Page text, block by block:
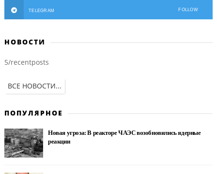
TELEGRAM FOLLOW
НОВОСТИ
5/recentposts
ВСЕ НОВОСТИ...
ПОПУЛЯРНОЕ
Новая угроза: В реакторе ЧАЭС возобновились ядерные
реакции